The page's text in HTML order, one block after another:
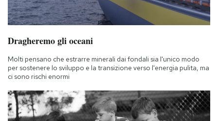
Dragheremo gli oceani
Molti pensano che estrarre minerali dai fondali sia l'unico modo
per sostenere lo sviluppo e la transizione verso l'energia pulita, ma
ci sono rischi enormi